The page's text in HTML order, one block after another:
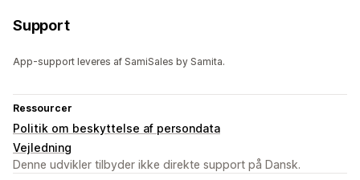
Support
App-support leveres af SamiSales by Samita.
Ressourcer
Politik om beskyttelse af persondata
Vejledning
Denne udvikler tilbyder ikke direkte support på Dansk.